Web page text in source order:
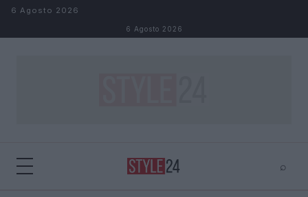
Salta al contenuto
6 Agosto 2026
6 Agosto 2026
⌕